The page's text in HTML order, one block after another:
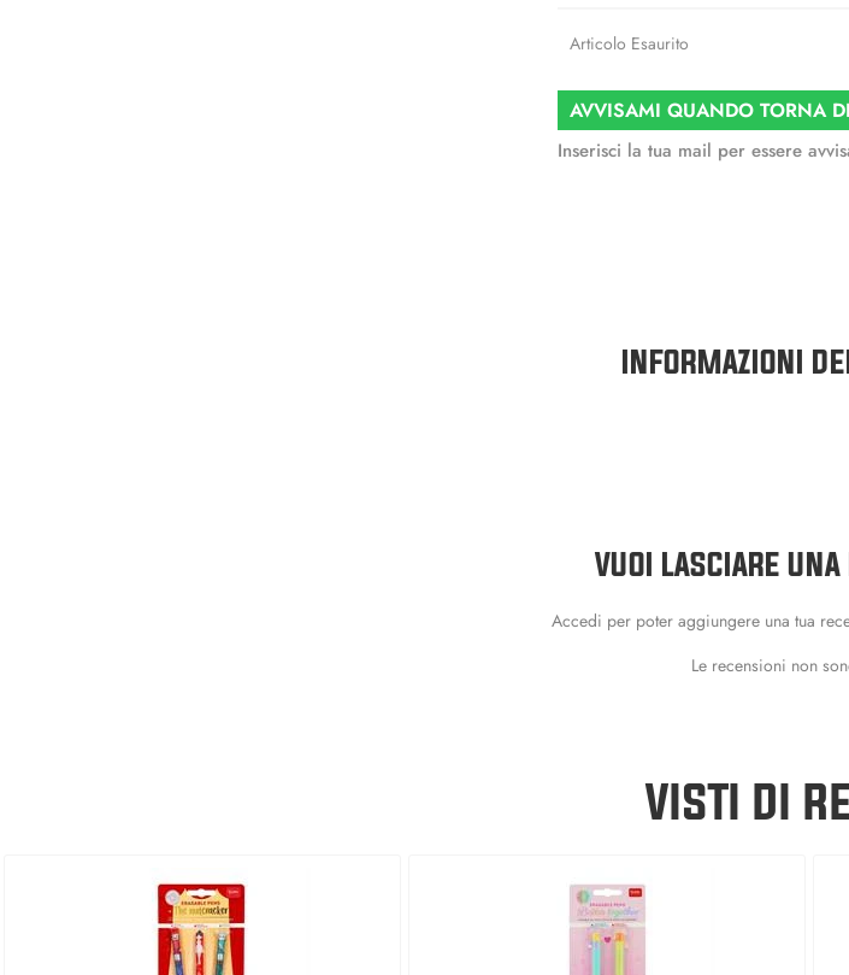
Articolo Esaurito
AVVISAMI QUANDO TORNA
Inserisci la tua mail per essere
INFORMAZIONI
VUOI LASCIARE
Accedi per poter aggiungere una tua
Le recensioni non
VISTI DI